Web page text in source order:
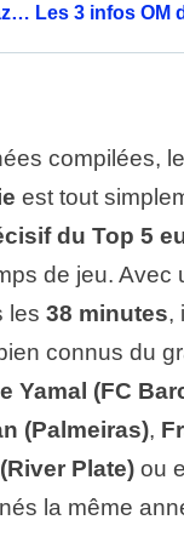
Les 3 infos OM
compilées,
est tout
du Top 5
de jeu. Avec
les 38 minutes,
connus du
Yamal (FC
(Palmeiras),
Plate) ou
la même